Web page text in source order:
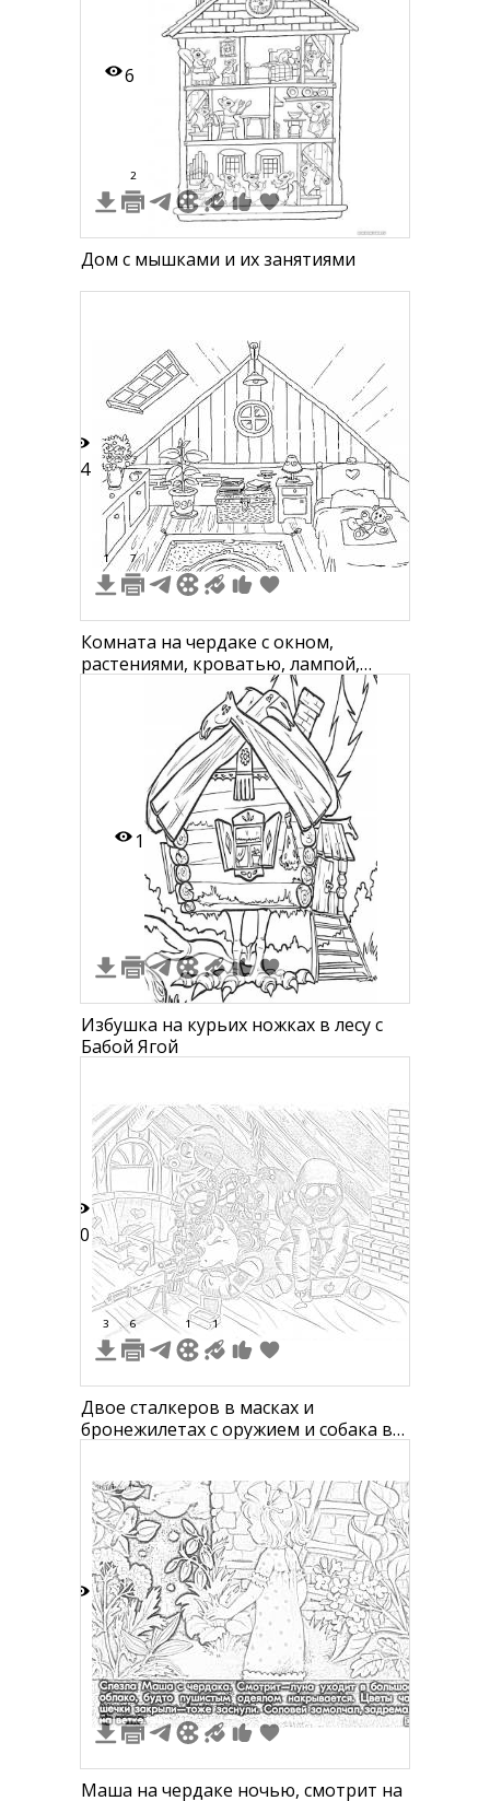
6
2
Дом с мышками и их занятиями
14
1 7
Комната на чердаке с окном,
растениями, кроватью, лампой,
ковром и игрушкой
1
Избушка на курьих ножках в лесу с
Бабой Ягой
20
3 6 1 1
Двое сталкеров в масках и
бронежилетах с оружием и собака в
Маша на чердаке ночью, смотрит на